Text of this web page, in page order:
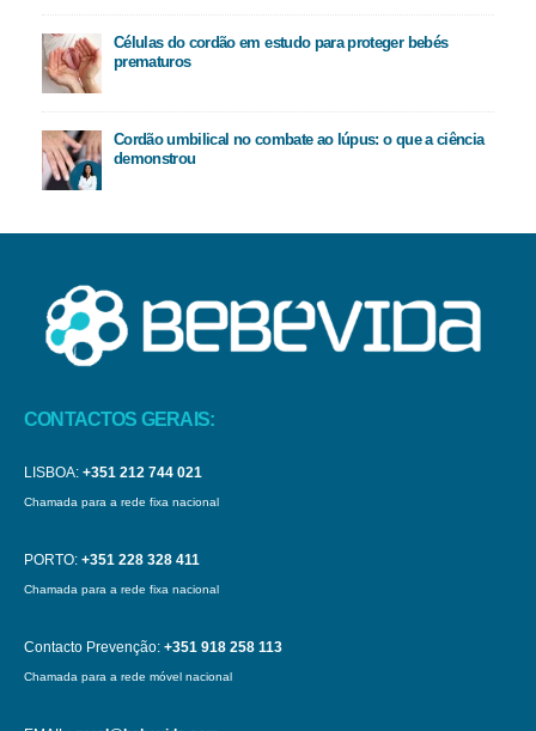
Células do cordão em estudo para proteger bebés
prematuros
Cordão umbilical no combate ao lúpus: o que a ciência
demonstrou
CONTACTOS GERAIS:
LISBOA: +351 212 744 021
Chamada para a rede fixa nacional
PORTO: +351 228 328 411
Chamada para a rede fixa nacional
Contacto Prevenção: +351 918 258 113
Chamada para a rede móvel nacional